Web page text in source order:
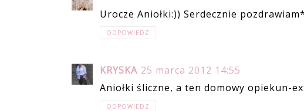
Urocze Aniołki:)) Serdecznie pozdrawiam*
ODPOWIEDZ
KRYSKA 25 marca 2012 14:55
Aniołki śliczne, a ten domowy opiekun-
ODPOWIEDZ